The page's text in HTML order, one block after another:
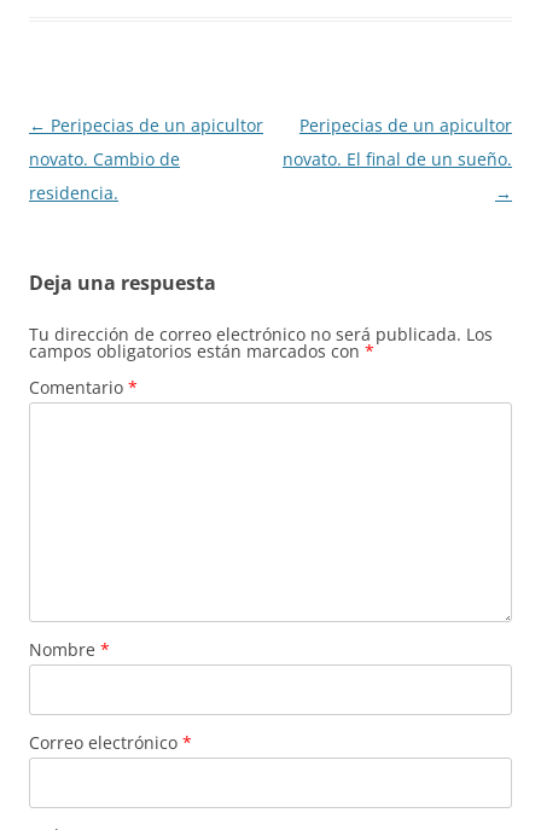
Navegación
de
entradas
← Peripecias de un apicultor
novato. Cambio de
residencia.
Peripecias de un apicultor
novato. El final de un sueño.
→
Deja una respuesta
Tu dirección de correo electrónico no será publicada. Los
campos obligatorios están marcados con *
Comentario *
Nombre *
Correo electrónico *